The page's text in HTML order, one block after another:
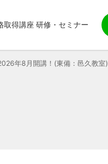
取得講座 研修・セミナー
年8月開講！(東備：邑久教室)